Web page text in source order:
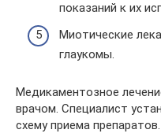
показаний к их
Миотические
глаукомы.
Медикаментозное
врачом. Специалист
схему приема препаратов.